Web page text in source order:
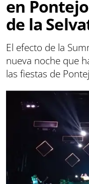
en
de la
El efecto de la
nueva noche que
las fiestas de